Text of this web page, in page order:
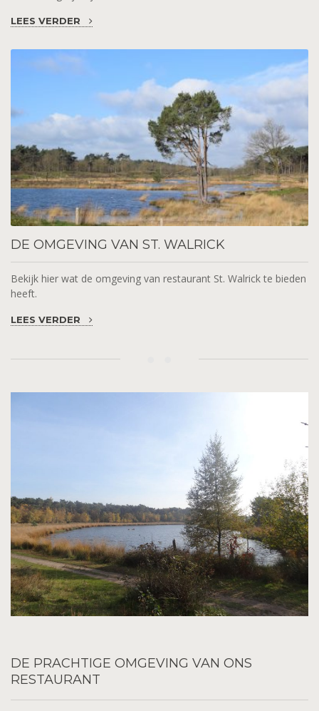
LEES VERDER
DE OMGEVING VAN ST. WALRICK
Bekijk hier wat de omgeving van restaurant St. Walrick te bieden
heeft.
LEES VERDER
DE PRACHTIGE OMGEVING VAN ONS
RESTAURANT